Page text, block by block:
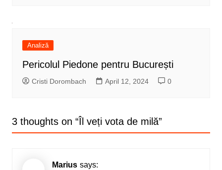
Analiză
Pericolul Piedone pentru București
Cristi Dorombach April 12, 2024 0
3 thoughts on “Îl veți vota de milă”
Marius says: